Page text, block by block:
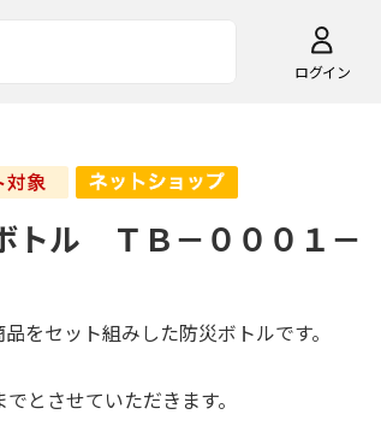
ログイン
トル ＴＢ－０００１－
をセット組みした防災ボトルです。
とさせていただきます。